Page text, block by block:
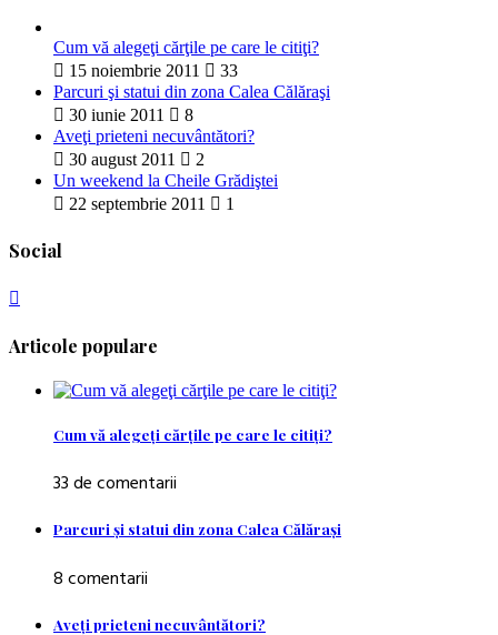
Cum vă alegeţi cărţile pe care le citiţi?
15 noiembrie 2011
33
Parcuri şi statui din zona Calea Călăraşi
30 iunie 2011
8
Aveţi prieteni necuvântători?
30 august 2011
2
Un weekend la Cheile Grădiştei
22 septembrie 2011
1
Social
Articole populare
Cum vă alegeţi cărţile pe care le citiţi?
33 de comentarii
Parcuri şi statui din zona Calea Călăraşi
8 comentarii
Aveţi prieteni necuvântători?